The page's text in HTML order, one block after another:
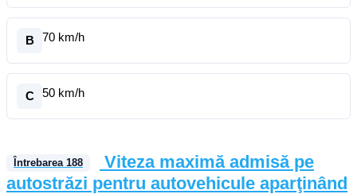
B 70 km/h
C 50 km/h
Întrebarea 188
Viteza maximă admisă pe
autostrăzi pentru autovehicule aparţinând